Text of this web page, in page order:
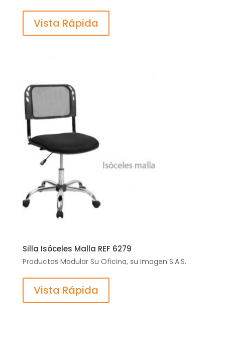
Vista Rápida
Silla Isóceles Malla REF 6279
Productos Modular Su Oficina, su Imagen S.A.S.
Vista Rápida